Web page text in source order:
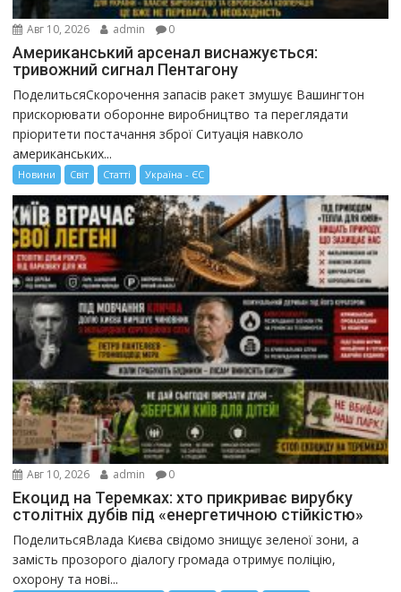
Авг 10, 2026 admin 0
Американський арсенал виснажується:
тривожний сигнал Пентагону
ПоделитьсяСкорочення запасів ракет змушує Вашингтон
прискорювати оборонне виробництво та переглядати
пріоритети постачання зброї Ситуація навколо
американських...
Новини Світ Статті Україна - ЄС
Авг 10, 2026 admin 0
Екоцид на Теремках: хто прикриває вирубку
столітніх дубів під «енергетичною стійкістю»
ПоделитьсяВлада Києва свідомо знищує зеленої зони, а
замість прозорого діалогу громада отримує поліцію,
охорону та нові...